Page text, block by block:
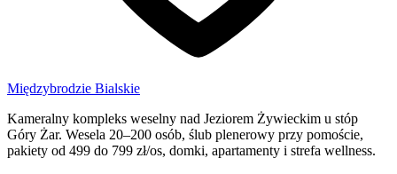
Międzybrodzie Bialskie
Kameralny kompleks weselny nad Jeziorem Żywieckim u stóp
Góry Żar. Wesela 20–200 osób, ślub plenerowy przy pomoście,
pakiety od 499 do 799 zł/os, domki, apartamenty i strefa wellness.